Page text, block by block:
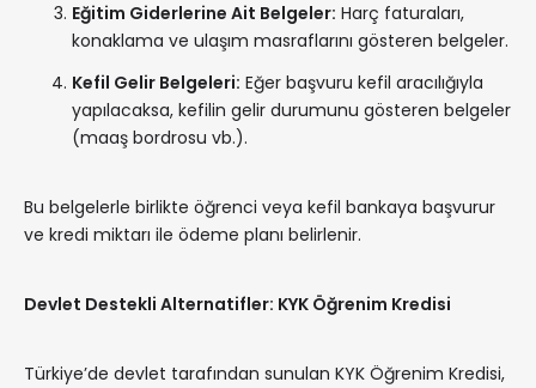
Eğitim Giderlerine Ait Belgeler: Harç faturaları,
konaklama ve ulaşım masraflarını gösteren belgeler.
Kefil Gelir Belgeleri: Eğer başvuru kefil aracılığıyla
yapılacaksa, kefilin gelir durumunu gösteren belgeler
(maaş bordrosu vb.).
Bu belgelerle birlikte öğrenci veya kefil bankaya başvurur
ve kredi miktarı ile ödeme planı belirlenir.
Devlet Destekli Alternatifler: KYK Öğrenim Kredisi
Türkiye’de devlet tarafından sunulan KYK Öğrenim Kredisi,